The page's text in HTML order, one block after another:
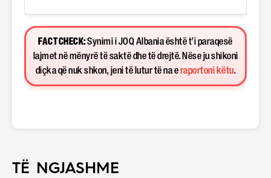
FACT CHECK:Synimi i JOQ Albania është t’i paraqesë
lajmet në mënyrë të saktë dhe të drejtë. Nëse ju shikoni
diçka që nuk shkon, jeni të lutur të na e raportoni këtu.
TË NGJASHME